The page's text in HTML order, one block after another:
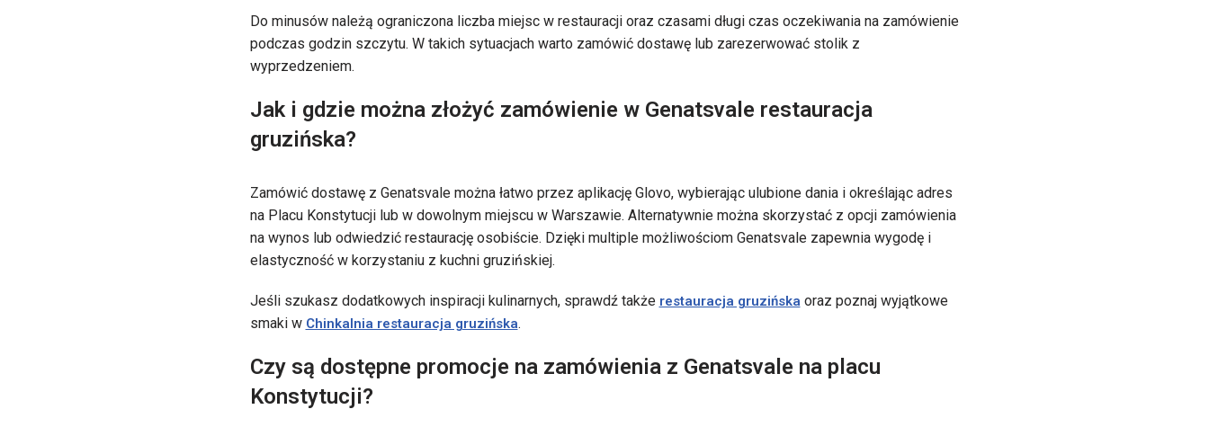
Do minusów należą ograniczona liczba miejsc w restauracji oraz czasami długi czas oczekiwania na zamówienie
podczas godzin szczytu. W takich sytuacjach warto zamówić dostawę lub zarezerwować stolik z
wyprzedzeniem.
Jak i gdzie można złożyć zamówienie w Genatsvale restauracja
gruzińska?
Zamówić dostawę z Genatsvale można łatwo przez aplikację Glovo, wybierając ulubione dania i określając adres
na Placu Konstytucji lub w dowolnym miejscu w Warszawie. Alternatywnie można skorzystać z opcji zamówienia
na wynos lub odwiedzić restaurację osobiście. Dzięki multiple możliwościom Genatsvale zapewnia wygodę i
elastyczność w korzystaniu z kuchni gruzińskiej.
Jeśli szukasz dodatkowych inspiracji kulinarnych, sprawdź także restauracja gruzińska oraz poznaj wyjątkowe
smaki w Chinkalnia restauracja gruzińska.
Czy są dostępne promocje na zamówienia z Genatsvale na placu
Konstytucji?